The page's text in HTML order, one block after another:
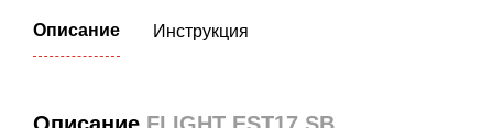
Описание Инструкция